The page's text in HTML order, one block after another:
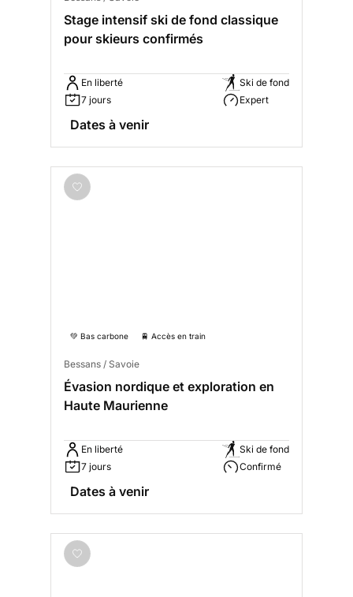
Stage intensif ski de fond classique
pour skieurs confirmés
En liberté
7 jours
Ski de fond
Expert
Dates à venir
💚 Bas carbone 🚆 Accès en train
Bessans / Savoie
Évasion nordique et exploration en
Haute Maurienne
En liberté
7 jours
Ski de fond
Confirmé
Dates à venir